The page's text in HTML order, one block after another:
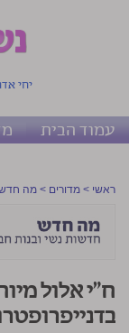
יחי
עמוד הבית
ראשי > מדורים > מה
ח"י אלול